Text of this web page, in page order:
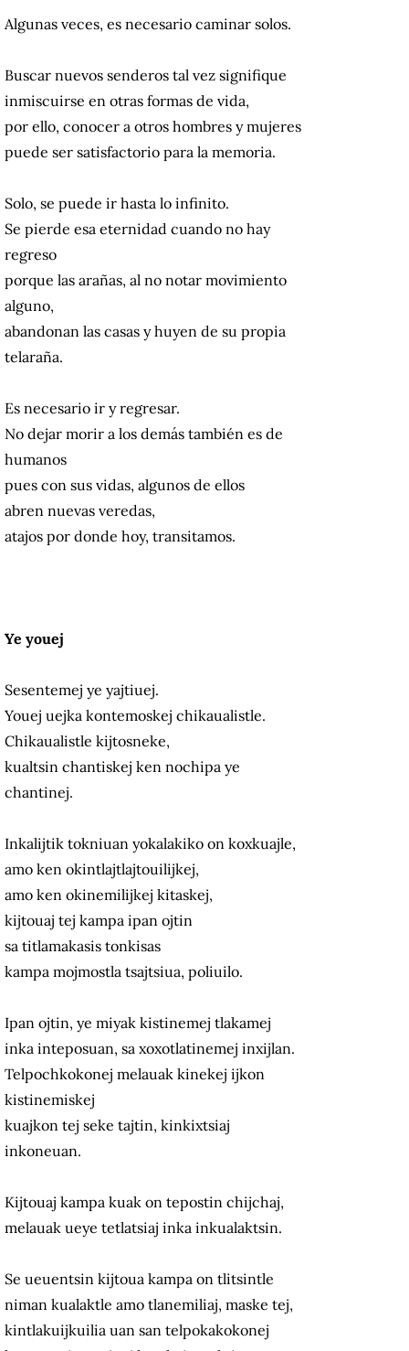
Algunas veces, es necesario caminar solos.
Buscar nuevos senderos tal vez signifique
inmiscuirse en otras formas de vida,
por ello, conocer a otros hombres y mujeres
puede ser satisfactorio para la memoria.
Solo, se puede ir hasta lo infinito.
Se pierde esa eternidad cuando no hay
regreso
porque las arañas, al no notar movimiento
alguno,
abandonan las casas y huyen de su propia
telaraña.
Es necesario ir y regresar.
No dejar morir a los demás también es de
humanos
pues con sus vidas, algunos de ellos
abren nuevas veredas,
atajos por donde hoy, transitamos.
Ye youej
Sesentemej ye yajtiuej.
Youej uejka kontemoskej chikaualistle.
Chikaualistle kijtosneke,
kualtsin chantiskej ken nochipa ye
chantinej.
Inkalijtik tokniuan yokalakiko on koxkuajle,
amo ken okintlajtlajtouilijkej,
amo ken okinemilijkej kitaskej,
kijtouaj tej kampa ipan ojtin
sa titlamakasis tonkisas
kampa mojmostla tsajtsiua, poliuilo.
Ipan ojtin, ye miyak kistinemej tlakamej
inka inteposuan, sa xoxotlatinemej inxijlan.
Telpochkokonej melauak kinekej ijkon
kistinemiskej
kuajkon tej seke tajtin, kinkixtsiaj
inkoneuan.
Kijtouaj kampa kuak on tepostin chijchaj,
melauak ueye tetlatsiaj inka inkualaktsin.
Se ueuentsin kijtoua kampa on tlitsintle
niman kualaktle amo tlanemiliaj, maske tej,
kintlakuijkuilia uan san telpokakokonej